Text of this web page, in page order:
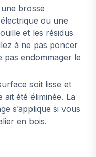
brosse
ou une
et les résidus
à ne pas poncer
endommager le
soit lisse et
été éliminée. La
s’applique si vous
en bois.